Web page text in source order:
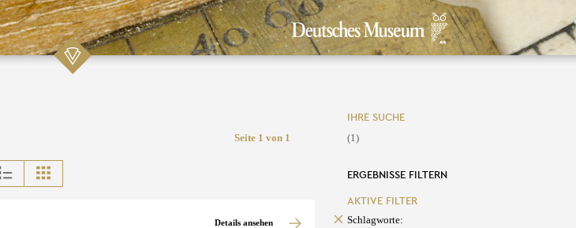
Seite 1 von 1
Details ansehen
IHRE SUCHE
(1)
ERGEBNISSE FILTERN
AKTIVE FILTER
Schlagworte: